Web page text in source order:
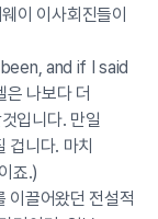
이 이사회진들이
and if I said
나보다 더
입니다. 만일
겁니다. 마치
죠.)
이끌어왔던 전설적